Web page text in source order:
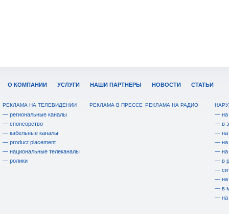
О КОМПАНИИ УСЛУГИ НАШИ ПАРТНЕРЫ НОВОСТИ СТАТЬИ
РЕКЛАМА НА ТЕЛЕВИДЕНИИ
— региональные каналы
— спонсорство
— кабельные каналы
— product placement
— национальные телеканалы
— ролики
РЕКЛАМА В ПРЕССЕ РЕКЛАМА НА РАДИО
— на
— в
— на
— на
— на
— в
—
— на
— в
— на